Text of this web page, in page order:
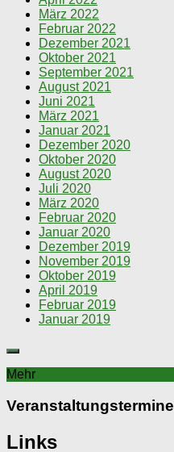
März 2022
Februar 2022
Dezember 2021
Oktober 2021
September 2021
August 2021
Juni 2021
März 2021
Januar 2021
Dezember 2020
Oktober 2020
August 2020
Juli 2020
März 2020
Februar 2020
Januar 2020
Dezember 2019
November 2019
Oktober 2019
April 2019
Februar 2019
Januar 2019
Mehr
Veranstaltungstermine
Links